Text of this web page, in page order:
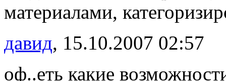
материалами,
давид, 15.10.2007 02:57
оф..еть какие